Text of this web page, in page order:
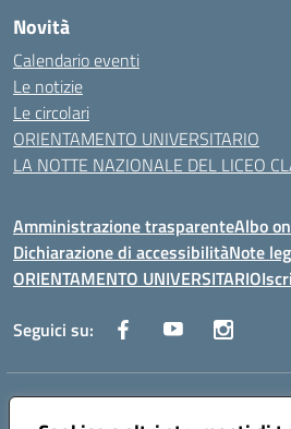
Novità
Calendario eventi
Le notizie
Le circolari
ORIENTAMENTO UNIVERSITARIO
LA NOTTE NAZIONALE DEL LICEO
Amministrazione trasparenteAlbo
Dichiarazione di accessibilitàNote
ORIENTAMENTO UNIVERSITARIO
Seguici su:
Indirizzo: